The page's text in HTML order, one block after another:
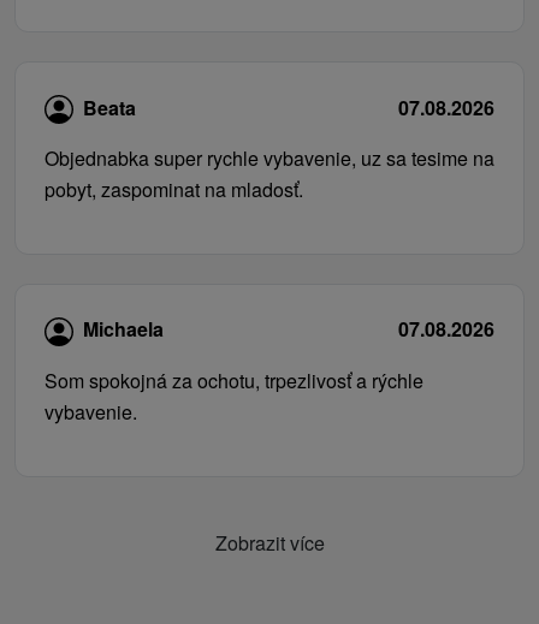
Beata
07.08.2026
Objednabka super rychle vybavenie, uz sa tesime na
pobyt, zaspominat na mladosť.
Michaela
07.08.2026
Som spokojná za ochotu, trpezlivosť a rýchle
vybavenie.
Zobrazit více